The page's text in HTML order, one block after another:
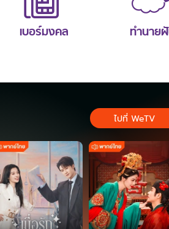
เบอร์มงคล ทำนาย
ไปที่ WeTV